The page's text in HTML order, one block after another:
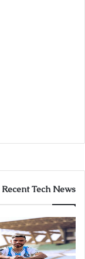
Recent Tech News